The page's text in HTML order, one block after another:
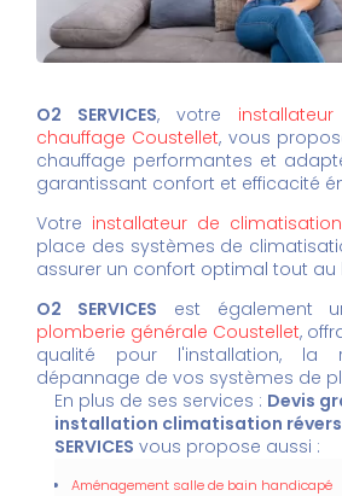
O2 SERVICES, votre
chauffage Coustellet, vous
chauffage performantes et
garantissant confort et efficacité
Votre installateur de
place des systèmes de
assurer un confort optimal tout au
O2 SERVICES est également
plomberie générale Coustellet,
qualité pour l'installation, la
dépannage de vos systèmes de
En plus de ses services : Devis
installation climatisation
SERVICES vous propose aussi :
Aménagement salle de bain handicapé